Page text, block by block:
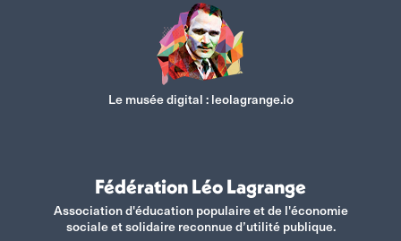
Le musée digital : leolagrange.io
Fédération Léo Lagrange
Association d'éducation populaire et de l'économie
sociale et solidaire reconnue d’utilité publique.